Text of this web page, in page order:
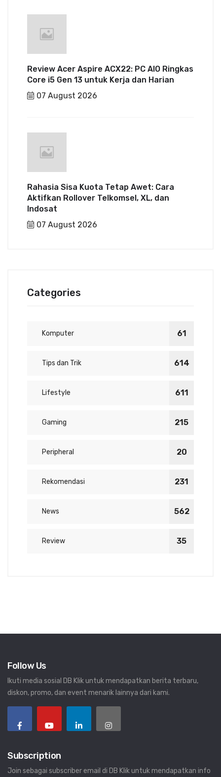
Review Acer Aspire ACX22: PC AIO Ringkas
Core i5 Gen 13 untuk Kerja dan Harian
07 August 2026
Rahasia Sisa Kuota Tetap Awet: Cara
Aktifkan Rollover Telkomsel, XL, dan
Indosat
07 August 2026
Categories
Komputer 61
Tips dan Trik 614
Lifestyle 611
Gaming 215
Peripheral 20
Rekomendasi 231
News 562
Review 35
Follow Us
Ikuti media sosial DB Klik untuk mendapatkan berita terbaru,
diskon, promo, dan event menarik lainnya dari kami.
Subscription
Join sebagai subscriber email di DB Klik untuk mendapatkan info